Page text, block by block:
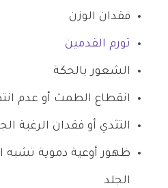
فقدان الوزن
تورم القدمين
الشعور بالحكة
انقطاع الطمث أو عدم
التثدي أو فقدان الرغبة
ظهور أوعية دموية تشبه
الجلد